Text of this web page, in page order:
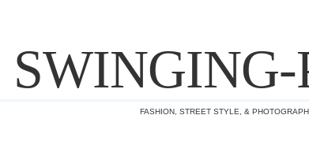
SWINGING-
FASHION, STREET STYLE, &